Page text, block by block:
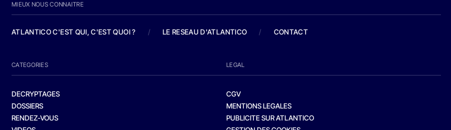
MIEUX NOUS CONNAITRE
ATLANTICO C'EST QUI, C'EST QUOI ? / LE RESEAU D'ATLANTICO / CONTACT
CATEGORIES
DECRYPTAGES
DOSSIERS
RENDEZ-VOUS
LEGAL
CGV
MENTIONS LEGALES
PUBLICITE SUR ATLANTICO